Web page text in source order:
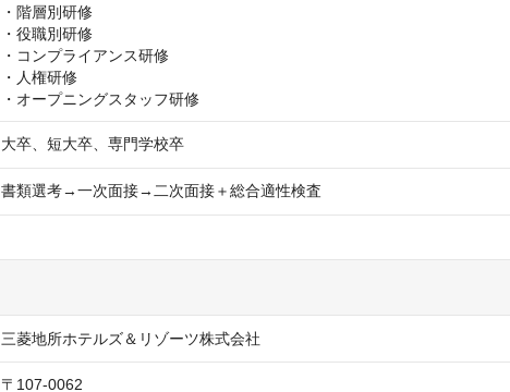
・階層別研修
・役職別研修
・コンプライアンス研修
・人権研修
・オープニングスタッフ研修
大卒、短大卒、専門学校卒
書類選考→一次面接→二次面接＋総合適性検査
三菱地所ホテルズ＆リゾーツ株式会社
〒107-0062